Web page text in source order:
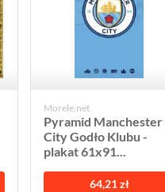
Morele.net
Pyramid Manchester
City Godło Klubu -
plakat 61x91...
64,21 zł